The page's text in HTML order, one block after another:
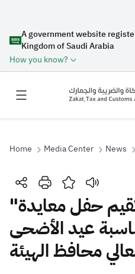
A government website
Kingdom of Saudi Arabia
How you know?
Search
Search Search AI
Suggestions
Home Media Center News
"الزكاة والدخل" تقيم حفل معايدة
عيد الأضحى
محافظ الهيئة